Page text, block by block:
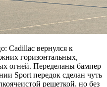
Cadillac вернулся к
горизонтальных,
огней. Переделаны бампер
Sport передок сделан чуть
решеткой, но без